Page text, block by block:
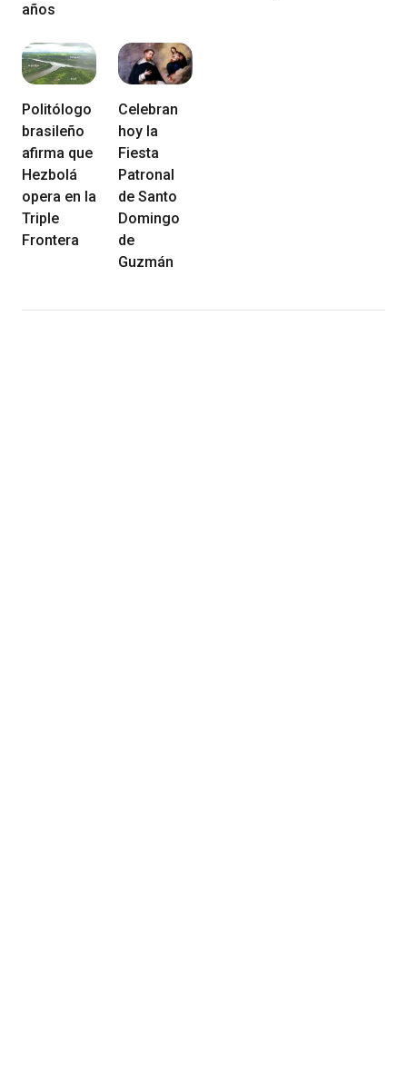
años
Politólogo
brasileño
afirma que
Hezbolá
opera en la
Triple
Frontera
Celebran
hoy la
Fiesta
Patronal
de Santo
Domingo
de
Guzmán